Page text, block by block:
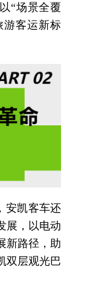
“场景全覆
游客运新标
凯客车还
展，以电动
新路径，助
双层观光巴